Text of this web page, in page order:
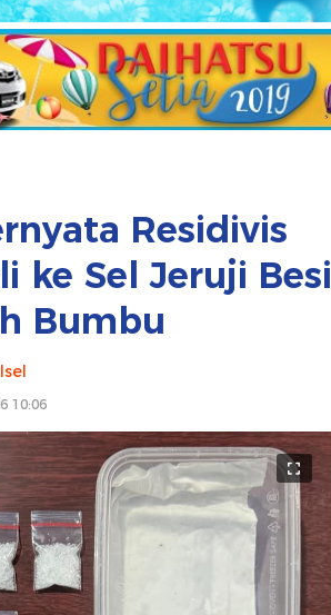
Residivis
ke Sel Jeruji Besi
Bumbu
10:06